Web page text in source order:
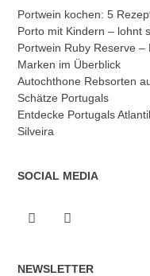
Portwein kochen: 5
Porto mit Kindern – lohnt
Portwein Ruby Reserve
Marken im Überblick
Autochthone Rebsorten
Schätze Portugals
Entdecke Portugals
Silveira
SOCIAL MEDIA
NEWSLETTER